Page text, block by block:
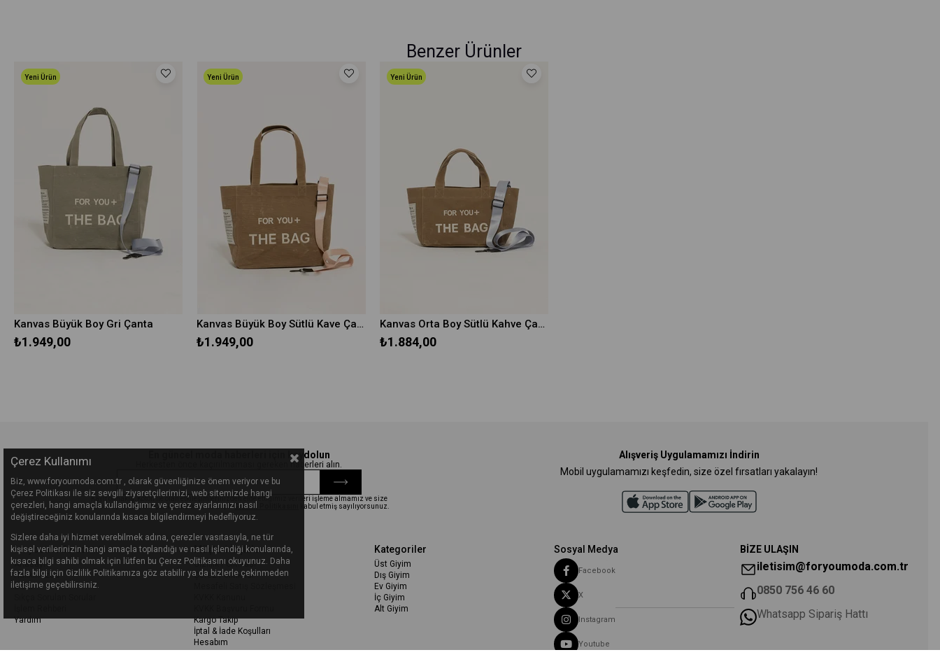
Benzer Ürünler
Kanvas Büyük Boy Gri Çanta
Yeni Ürün
₺1.949,00
Kanvas Büyük Boy Sütlü Kave Çanta
Yeni Ürün
₺1.949,00
Kanvas Orta Boy Sütlü Kahve Çanta
Yeni Ürün
₺1.884,00
En güncel moda haberleri için kaydolun
Herkesten önce kaçırılmaması gereken haberleri alın.
Kayıt olmakla, Koton ile olan etkileşimlerinizden elde ettiğimiz verileri işleme almamız ve size
kişiselleştirilmiş bir içerik sunabilmemiz için
Gizlilik Politikasını kabul etmiş sayılıyorsunuz.
Alışveriş Uygulamamızı İndirin
Mobil uygulamamızı keşfedin, size özel fırsatları yakalayın!
foryoumoda.com.tr
Anasayfa
Hakkımızda
S.S.S
Yardım
Müşteri İlişkileri
Gizlilik Politikası
Çerez Politikası
Kargo Takip
İptal & İade Koşulları
Hesabım
Kategoriler
Üst Giyim
Dış Giyim
Ev Giyim
İç Giyim
Alt Giyim
Sosyal Medya
Facebook
X
Instagram
Youtube
BİZE ULAŞIN
iletisim@foryoumoda.com.tr
0850 756 46 60
Whatsapp Sipariş Hattı
Çerez Kullanımı
Biz, www.foryoumoda.com.tr , olarak güvenliğinize önem veriyor ve bu
Çerez Politikası ile siz sevgili ziyaretçilerimizi, web sitemizde hangi
çerezleri, hangi amaçla kullandığımız ve çerez ayarlarınızı nasıl
değiştireceğiniz konularında kısaca bilgilendirmeyi hedefliyoruz.
Sizlere daha iyi hizmet verebilmek adına, çerezler vasıtasıyla, ne tür
kişisel verilerinizin hangi amaçla toplandığı ve nasıl işlendiği konularında,
kısaca bilgi sahibi olmak için lütfen bu Çerez Politikasını okuyunuz. Daha
fazla bilgi için Gizlilik Politikamıza göz atabilir ya da bizlerle çekinmeden
iletişime geçebilirsiniz.